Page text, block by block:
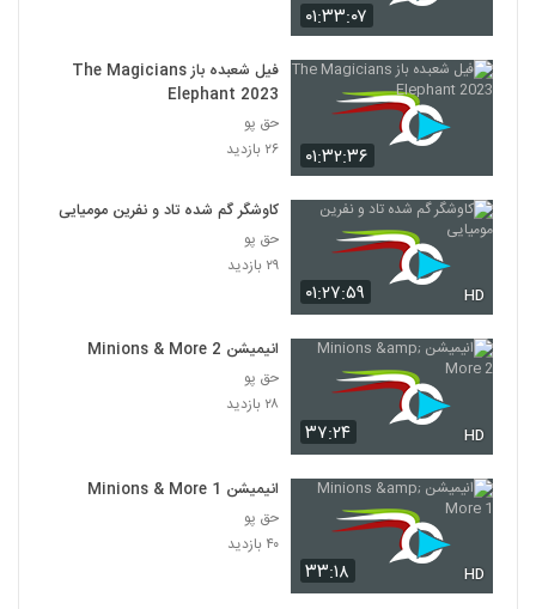
۰۱:۳۳:۰۷
۰۱:۳۲:۳۶
فیل شعبده باز The Magicians
Elephant 2023
حق پو
۲۶ بازدید
۰۱:۲۷:۵۹ HD
کاوشگر گم شده تاد و نفرین مومیایی
حق پو
۲۹ بازدید
۳۷:۲۴ HD
انیمیشن Minions & More 2
حق پو
۲۸ بازدید
۳۳:۱۸ HD
انیمیشن Minions & More 1
حق پو
۴۰ بازدید